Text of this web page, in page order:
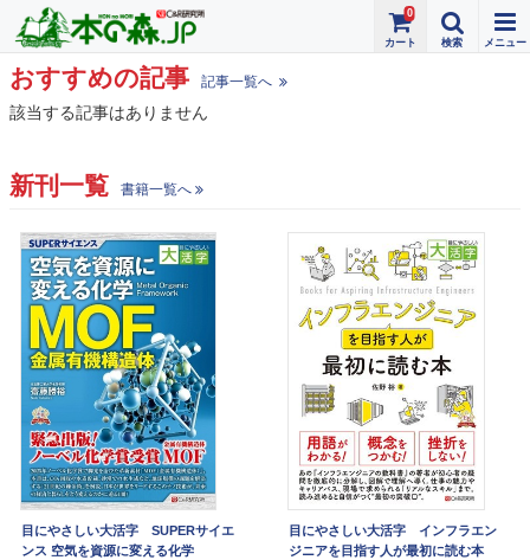
0
おすすめの記事 記事一覧へ
該当する記事はありません
新刊一覧 書籍一覧へ
目にやさしい大活字 SUPERサイエ
ンス 空気を資源に変える化学
目にやさしい大活字 インフラエン
ジニアを目指す人が最初に読む本